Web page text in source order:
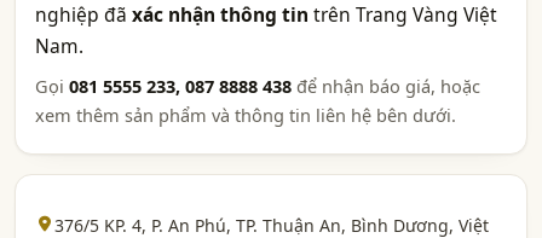
nghiệp đã xác nhận thông tin trên Trang Vàng Việt
Nam.
Gọi 081 5555 233, 087 8888 438 để nhận báo giá, hoặc
xem thêm sản phẩm và thông tin liên hệ bên dưới.
376/5 KP. 4, P. An Phú, TP. Thuận An, Bình Dương, Việt